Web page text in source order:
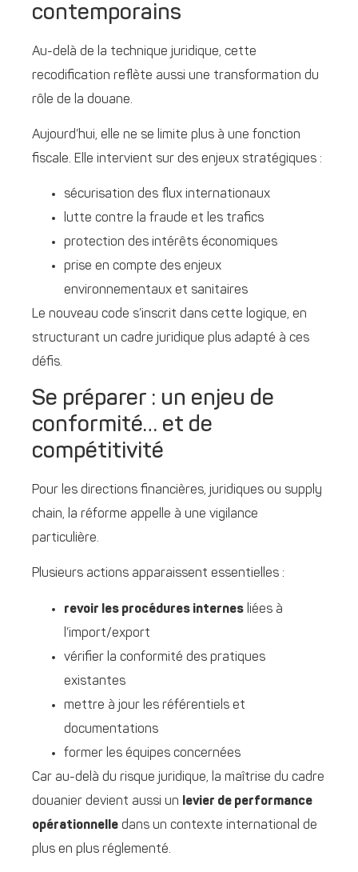
contemporains
Au-delà de la technique juridique, cette
recodification reflète aussi une transformation du
rôle de la douane.
Aujourd’hui, elle ne se limite plus à une fonction
fiscale. Elle intervient sur des enjeux stratégiques :
sécurisation des flux internationaux
lutte contre la fraude et les trafics
protection des intérêts économiques
prise en compte des enjeux
environnementaux et sanitaires
Le nouveau code s’inscrit dans cette logique, en
structurant un cadre juridique plus adapté à ces
défis.
Se préparer : un enjeu de
conformité… et de
compétitivité
Pour les directions financières, juridiques ou supply
chain, la réforme appelle à une vigilance
particulière.
Plusieurs actions apparaissent essentielles :
revoir les procédures internes liées à
l’import/export
vérifier la conformité des pratiques
existantes
mettre à jour les référentiels et
documentations
former les équipes concernées
Car au-delà du risque juridique, la maîtrise du cadre
douanier devient aussi un
levier de performance
opérationnelle dans un contexte international de
plus en plus réglementé.